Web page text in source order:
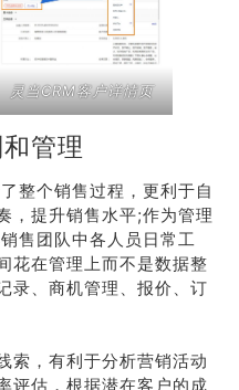
灵当CRM客户详情页
管理
整个销售过程，更利于自
，提升销售水平;作为管理
售团队中各人员日常工
花在管理上而不是数据整
录、商机管理、报价、订
索，有利于分析营销活动
评估，根据潜在客户的成